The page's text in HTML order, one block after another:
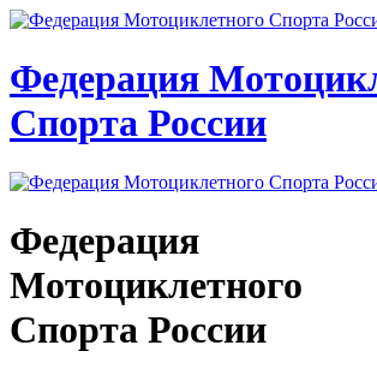
Федерация
Спорта России
Федерация
Мотоциклетного
Спорта России